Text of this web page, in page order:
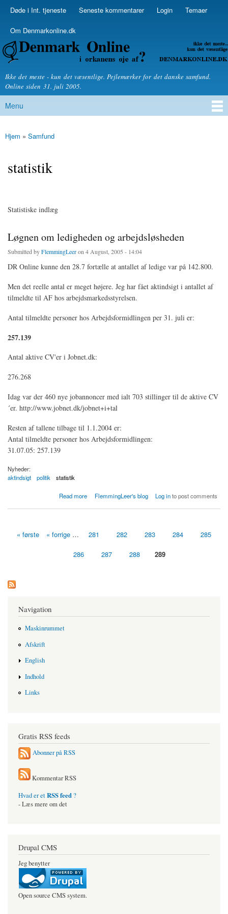
Skip to
Secondary menu
Døde i Int. tjeneste Seneste kommentarer Login Temaer
Om Denmarkonline.dk
Denmarkonline.dk - blognyheder om politik
Ikke det meste - kun det væsentlige. Pejlemærker for det danske samfund.
Online siden 31. juli 2005.
Main menu
Menu
You are here
Hjem » Samfund
statistik
Statistiske indlæg
Løgnen om ledigheden og arbejdsløsheden
Submitted byFlemmingLeeron 4 August, 2005 - 14:04
DR Online kunne den 28.7 fortælle at antallet af ledige var på 142.800.
Men det reelle antal er meget højere. Jeg har fået aktindsigt i antallet af
tilmeldte til AF hos arbejdsmarkedsstyrelsen.
Antal tilmeldte personer hos Arbejdsformidlingen per 31. juli er:
257.139
Antal aktive CV'er i Jobnet.dk:
276.268
Idag var der 460 nye jobannoncer med ialt 703 stillinger til de aktive CV
´er. http://www.jobnet.dk/jobnet+i+tal
Resten af tallene tilbage til 1.1.2004 er:
Antal tilmeldte personer hos Arbejdsformidlingen:
31.07.05: 257.139
Nyheder:
aktindsigt
politik statistik
Read more
about Løgnen om ledigheden og arbejdsløshedenFlemmingLeer's blog Log into post comments
« første « forrige … 281 282 283 284 285
286 287 288 289
Navigation
Maskinrummet
Afskrift
English
Indhold
Links
Gratis RSS feeds
Abonner på RSS
Kommentar RSS
Hvad er etRSS feed ?
- Læs mere om det
Drupal CMS
Jeg benytter
Open source CMS system.